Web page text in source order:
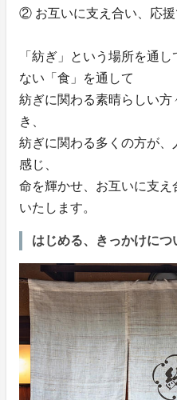
② お互いに支え合い、応援
「紡ぎ」という場所を通
ない「食」を通して
紡ぎに関わる素晴らしい
き、
紡ぎに関わる多くの方が
感じ、
命を輝かせ、お互いに支
いたします。
はじめる、きっかけにつ